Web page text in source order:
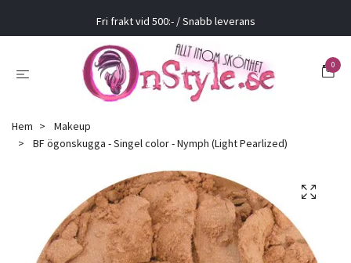
Fri frakt vid 500:- / Snabb leverans
0
Hem
Makeup
BF ögonskugga - Singel color - Nymph (Light Pearlized)